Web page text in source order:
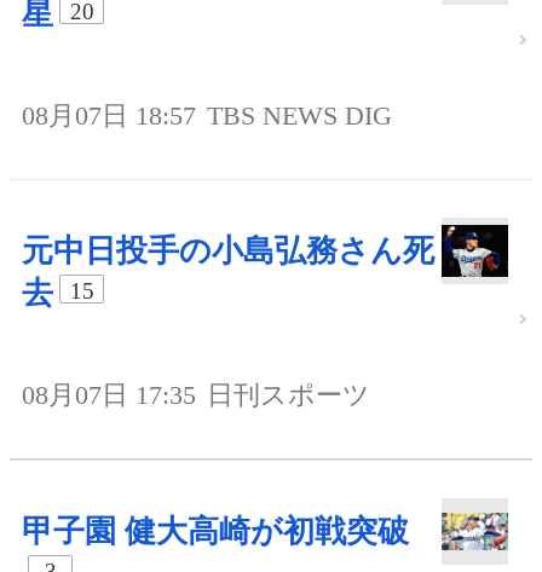
星 20
08月07日 18:57 TBS NEWS DIG
元中日投手の小島弘務さん死
去
15
08月07日 17:35 日刊スポーツ
甲子園 健大高崎が初戦突破